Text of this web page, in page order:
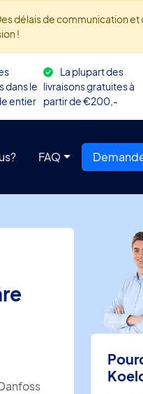
délais de communication et
!
dans le
entier
La plupart des
livraisons gratuites à
partir de €200,-
FAQ